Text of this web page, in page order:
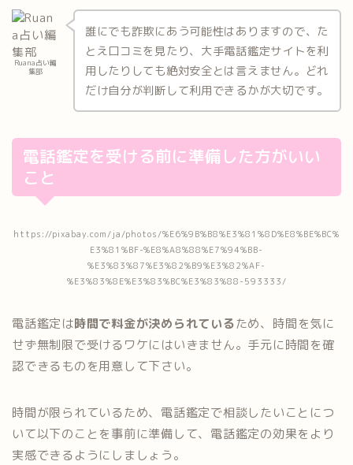
Ruana占い編
集部
誰にでも詐欺にあう可能性はありますので、た
とえ口コミを見たり、大手電話鑑定サイトを利
用したりしても絶対安全とは言えません。どれ
だけ自分が判断して利用できるかが大切です。
電話鑑定を受ける前に準備した方がいい
こと
https://pixabay.com/ja/photos/%E6%9B%B8%E3%81%8D%E8%BE%BC%
E3%81%BF-%E8%A8%88%E7%94%BB-
%E3%83%87%E3%82%B9%E3%82%AF-
%E3%83%8E%E3%83%BC%E3%83%88-593333/
電話鑑定は時間で料金が決められているため、時間を気に
せず無制限で受けるワケにはいきません。手元に時間を確
認できるものを用意して下さい。
時間が限られているため、電話鑑定で相談したいことにつ
いて以下のことを事前に準備して、電話鑑定の効果をより
実感できるようにしましょう。